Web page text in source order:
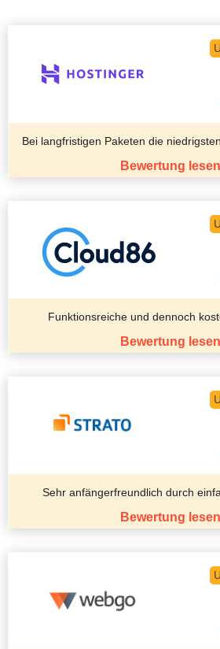
Bei langfristigen Paketen die
Bewertung lesen
Funktionsreiche und dennoch
Bewertung lesen
Sehr anfängerfreundlich durch
Bewertung lesen